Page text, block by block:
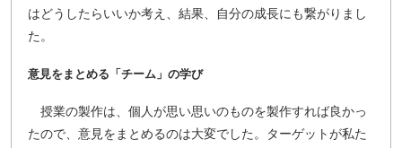
はどうしたらいいか考え、結果、自分の成長にも繋がりまし
た。
意見をまとめる「チーム」の学び
授業の製作は、個人が思い思いのものを製作すれば良かっ
たので、意見をまとめるのは大変でした。ターゲットが私た